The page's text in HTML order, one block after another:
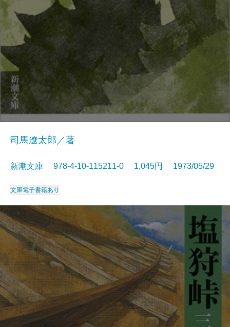
司馬遼太郎／著
新潮文庫 978-4-10-115211-0 1,045円 1973/05/29
文庫電子書籍あり